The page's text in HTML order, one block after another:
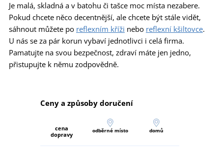
Je malá, skladná a v batohu či tašce moc místa nezabere.
Pokud chcete něco decentnější, ale chcete být stále vidět,
sáhnout můžete po reflexním kříži nebo reflexní kšiltovce.
U nás se za pár korun vybaví jednotlivci i celá firma.
Pamatujte na svou bezpečnost, zdraví máte jen jedno,
přistupujte k němu zodpovědně.
Ceny a způsoby doručení
cena
dopravy
odběrné místo domů